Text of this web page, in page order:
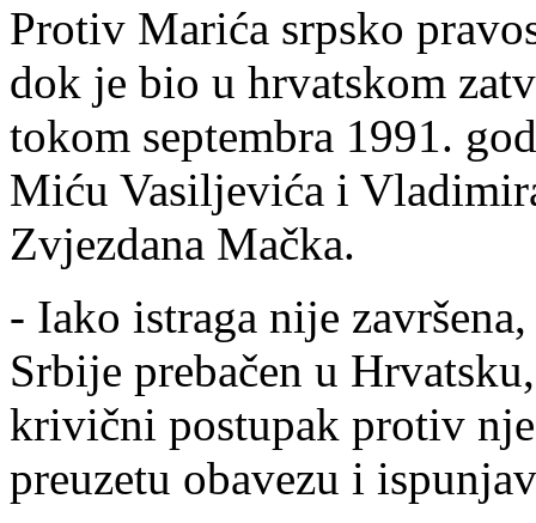
Protiv Marića srpsko
dok je bio u hrvatskom
tokom septembra 1991.
Miću Vasiljevića i
Zvjezdana Mačka.
- Iako istraga nije
Srbije prebačen u
krivični postupak protiv
preuzetu obavezu i